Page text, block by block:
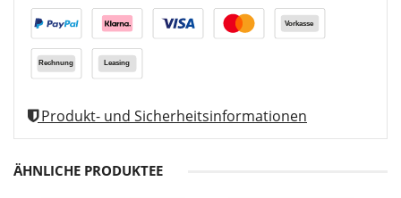
Produkt- und Sicherheitsinformationen
ÄHNLICHE PRODUKTEE